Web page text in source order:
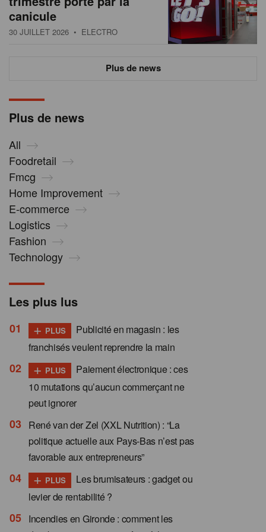
Plus de news
All
Foodretail
Fmcg
Home Improvement
E-commerce
Logistics
Fashion
Technology
canicule
30 JUILLET 2026 • ELECTRO
Plus de news
Les plus lus
+ PLUS
Publicité en magasin : les
franchisés veulent reprendre la main
+ PLUS
Paiement électronique : ces
10 mutations qu’aucun commerçant ne
peut ignorer
René van der Zel (XXL Nutrition) : “La
politique actuelle aux Pays-Bas n’est pas
favorable aux entrepreneurs”
+ PLUS
Les brumisateurs : gadget ou
levier de rentabilité ?
Incendies en Gironde : comment les